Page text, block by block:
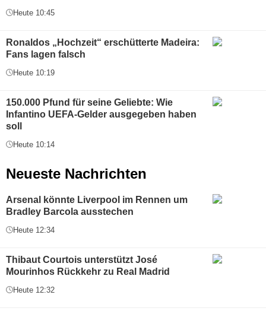
Heute 10:45
Ronaldos „Hochzeit“ erschütterte Madeira:
Fans lagen falsch
Heute 10:19
150.000 Pfund für seine Geliebte: Wie
Infantino UEFA-Gelder ausgegeben haben
soll
Heute 10:14
Neueste Nachrichten
Arsenal könnte Liverpool im Rennen um
Bradley Barcola ausstechen
Heute 12:34
Thibaut Courtois unterstützt José
Mourinhos Rückkehr zu Real Madrid
Heute 12:32